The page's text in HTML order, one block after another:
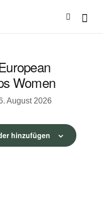
Women
August 2026
hinzufügen